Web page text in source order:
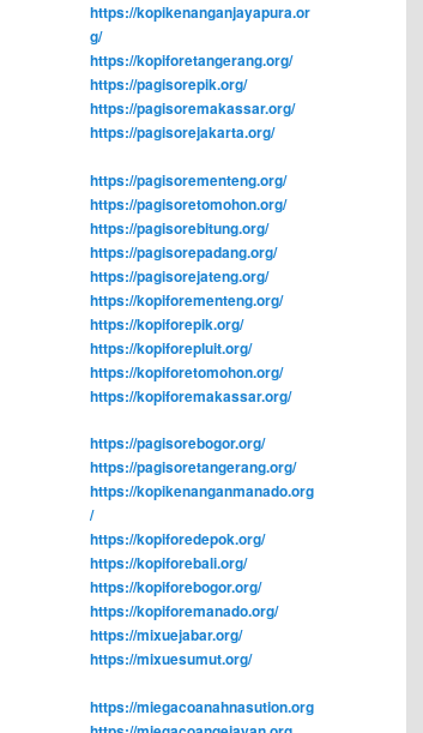
https://kopikenanganjayapura.or
g/
https://kopiforetangerang.org/
https://pagisorepik.org/
https://pagisoremakassar.org/
https://pagisorejakarta.org/
https://pagisorementeng.org/
https://pagisoretomohon.org/
https://pagisorebitung.org/
https://pagisorepadang.org/
https://pagisorejateng.org/
https://kopiforementeng.org/
https://kopiforepik.org/
https://kopiforepluit.org/
https://kopiforetomohon.org/
https://kopiforemakassar.org/
https://pagisorebogor.org/
https://pagisoretangerang.org/
https://kopikenanganmanado.org
/
https://kopiforedepok.org/
https://kopiforebali.org/
https://kopiforebogor.org/
https://kopiforemanado.org/
https://mixuejabar.org/
https://mixuesumut.org/
https://miegacoanahnasution.org